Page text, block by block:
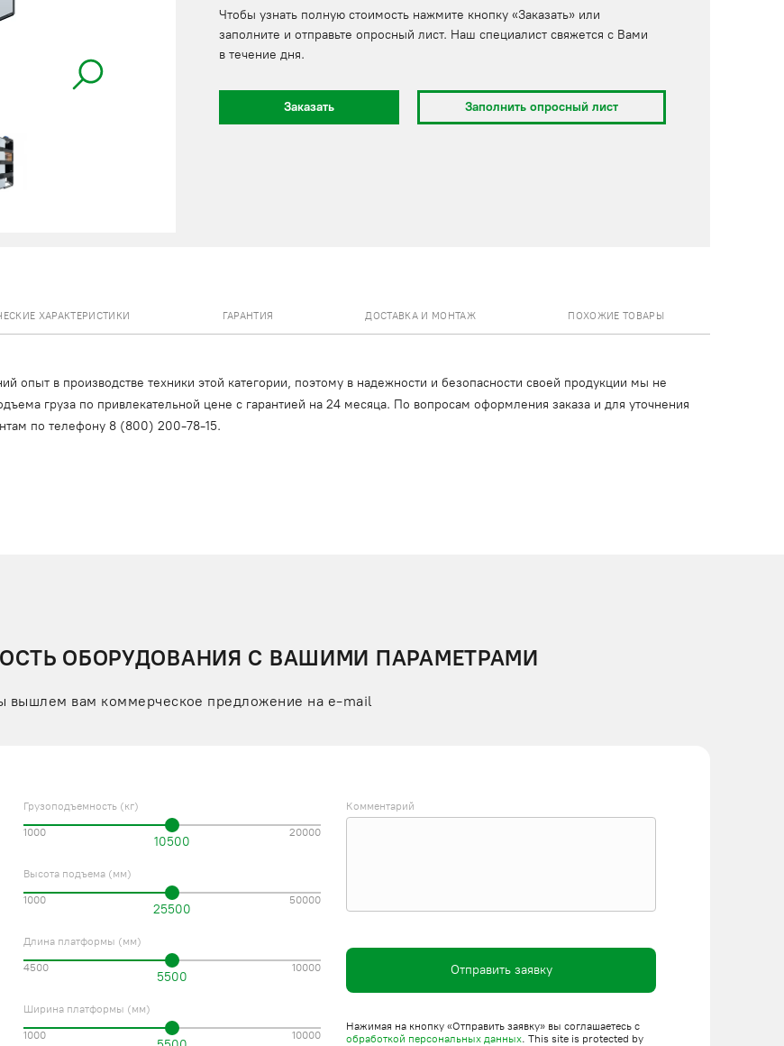
Чтобы узнать полную стоимость нажмите кнопку «Заказать» или
заполните и отправьте опросный лист. Наш специалист свяжется с Вами
в течение дня.
Заказать Заполнить опросный лист
ХАРАКТЕРИСТИКИ ГАРАНТИЯ ДОСТАВКА И МОНТАЖ ПОХОЖИЕ ТОВАРЫ
опыт в производстве техники этой категории, поэтому в надежности и безопасности своей продукции мы не
груза по привлекательной цене с гарантией на 24 месяца. По вопросам оформления заказа и для уточнения
по телефону 8 (800) 200-78-15.
ОБОРУДОВАНИЯ С ВАШИМИ ПАРАМЕТРАМИ
вышлем вам коммерческое предложение на e-mail
Грузоподъемность (кг)
10500
1000 20000
Высота подъема (мм)
25500
1000 50000
Длина платформы (мм)
5500
4500 10000
Ширина платформы (мм)
1000 10000
Комментарий
Отправить заявку
Нажимая на кнопку «Отправить заявку» вы соглашаетесь с
обработкой персональных данных. This site is protected by